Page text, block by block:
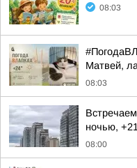
08:03
Матвей,
08:03
ночью,
08:00